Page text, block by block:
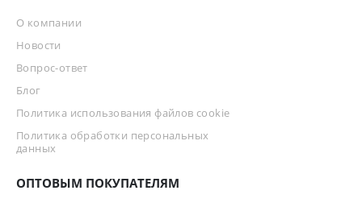
О компании
Новости
Вопрос-ответ
Блог
Политика использования файлов cookie
Политика обработки персональных
данных
ОПТОВЫМ ПОКУПАТЕЛЯМ